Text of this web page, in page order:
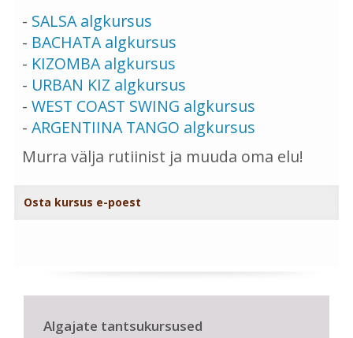
- SALSA algkursus
- BACHATA algkursus
- KIZOMBA algkursus
- URBAN KIZ algkursus
- WEST COAST SWING algkursus
- ARGENTIINA TANGO algkursus
Murra välja rutiinist ja muuda oma elu!
Osta kursus e-poest
Algajate tantsukursused